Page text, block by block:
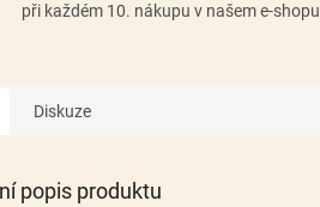
při každém 10. nákupu v našem e-shopu
Diskuze
popis produktu